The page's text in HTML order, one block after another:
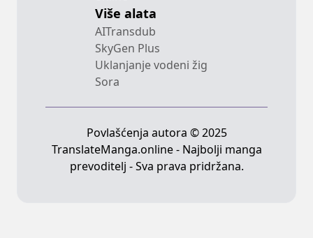
Više alata
AITransdub
SkyGen Plus
Uklanjanje vodeni žig
Sora
Povlašćenja autora © 2025
TranslateManga.online - Najbolji manga
prevoditelj - Sva prava pridržana.